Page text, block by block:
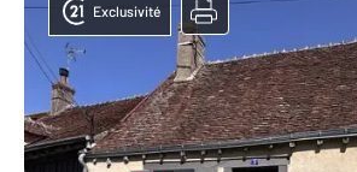
Exclusivité